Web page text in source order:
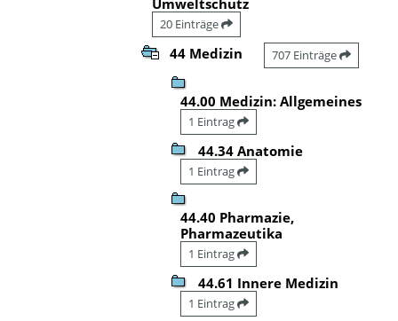
20 Einträge
44 Medizin 707 Einträge
44.00 Medizin: Allgemeines
1 Eintrag
44.34 Anatomie
1 Eintrag
44.40 Pharmazie,
Pharmazeutika
1 Eintrag
44.61 Innere Medizin
1 Eintrag